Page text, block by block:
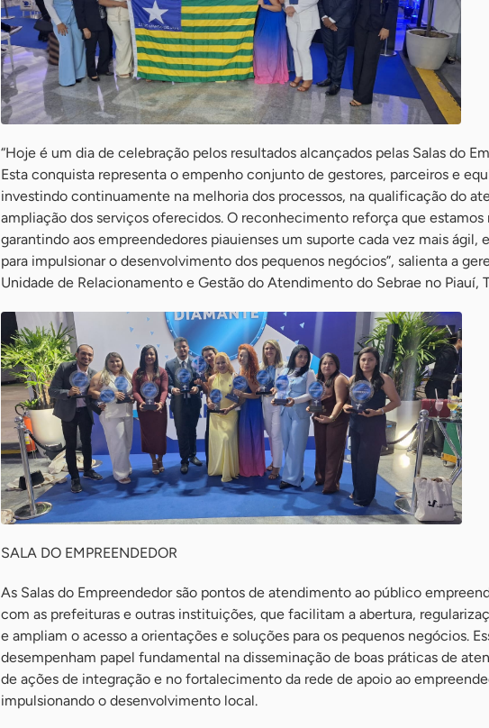
“Hoje é um dia de celebração pelos resultados alcançados pelas Salas do
Esta conquista representa o empenho conjunto de gestores, parceiros e
investindo continuamente na melhoria dos processos, na qualificação do
ampliação dos serviços oferecidos. O reconhecimento reforça que
garantindo aos empreendedores piauienses um suporte cada vez mais ágil,
para impulsionar o desenvolvimento dos pequenos negócios”, salienta a
Unidade de Relacionamento e Gestão do Atendimento do Sebrae no Piauí,
SALA DO EMPREENDEDOR
As Salas do Empreendedor são pontos de atendimento ao público
com as prefeituras e outras instituições, que facilitam a abertura,
e ampliam o acesso a orientações e soluções para os pequenos negócios.
desempenham papel fundamental na disseminação de boas práticas de
de ações de integração e no fortalecimento da rede de apoio ao
impulsionando o desenvolvimento local.